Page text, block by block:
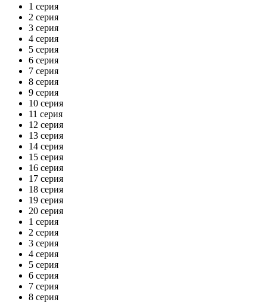
1 серия
2 серия
3 серия
4 серия
5 серия
6 серия
7 серия
8 серия
9 серия
10 серия
11 серия
12 серия
13 серия
14 серия
15 серия
16 серия
17 серия
18 серия
19 серия
20 серия
1 серия
2 серия
3 серия
4 серия
5 серия
6 серия
7 серия
8 серия